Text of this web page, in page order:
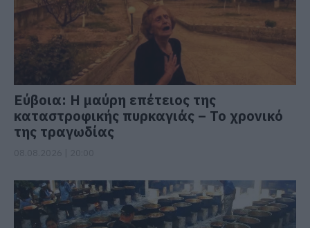
Εύβοια: Η μαύρη επέτειος της
καταστροφικής πυρκαγιάς – Το χρονικό
της τραγωδίας